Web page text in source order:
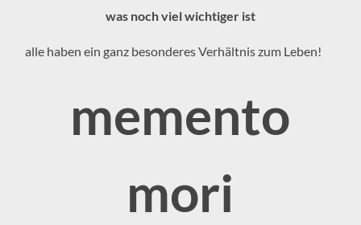
was noch viel wichtiger ist
alle haben ein ganz besonderes Verhältnis zum Leben!
memento
mori